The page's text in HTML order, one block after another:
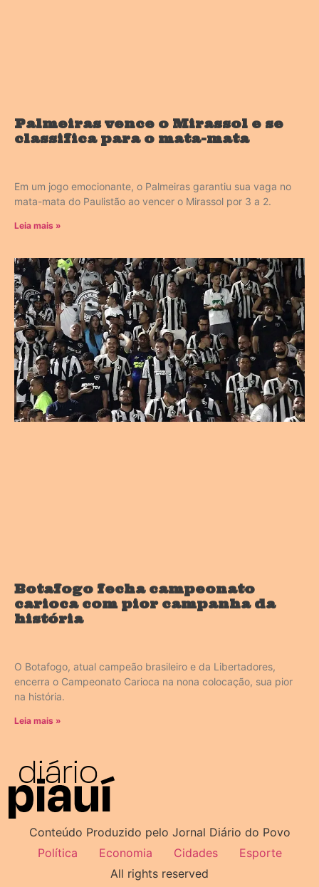
Palmeiras vence o Mirassol e se
classifica para o mata-mata
Em um jogo emocionante, o Palmeiras garantiu sua vaga no
mata-mata do Paulistão ao vencer o Mirassol por 3 a 2.
Leia mais »
Botafogo fecha campeonato
carioca com pior campanha da
história
O Botafogo, atual campeão brasileiro e da Libertadores,
encerra o Campeonato Carioca na nona colocação, sua pior
na história.
Leia mais »
Conteúdo Produzido pelo Jornal Diário do Povo
Política
Economia Cidades
Esporte
All rights reserved